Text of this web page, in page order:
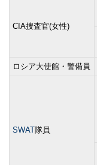
CIA捜査官(女性)
ロシア大使館・警備員
SWAT隊員